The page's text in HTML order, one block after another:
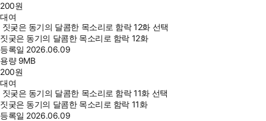
200원
대여
짓궂은 동기의 달콤한 목소리로 함락 12화 선택
짓궂은 동기의 달콤한 목소리로 함락 12화
등록일 2026.06.09
용량 9MB
200원
대여
짓궂은 동기의 달콤한 목소리로 함락 11화 선택
짓궂은 동기의 달콤한 목소리로 함락 11화
등록일 2026.06.09